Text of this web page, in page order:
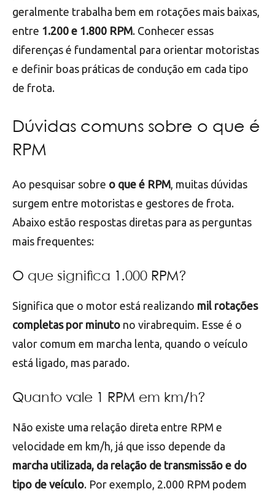
geralmente trabalha bem em rotações mais baixas,
entre 1.200 e 1.800 RPM. Conhecer essas
diferenças é fundamental para orientar motoristas
e definir boas práticas de condução em cada tipo
de frota.
Dúvidas comuns sobre o que é
RPM
Ao pesquisar sobre o que é RPM, muitas dúvidas
surgem entre motoristas e gestores de frota.
Abaixo estão respostas diretas para as perguntas
mais frequentes:
O que significa 1.000 RPM?
Significa que o motor está realizando mil rotações
completas por minuto no virabrequim. Esse é o
valor comum em marcha lenta, quando o veículo
está ligado, mas parado.
Quanto vale 1 RPM em km/h?
Não existe uma relação direta entre RPM e
velocidade em km/h, já que isso depende da
marcha utilizada, da relação de transmissão e do
tipo de veículo. Por exemplo, 2.000 RPM podem